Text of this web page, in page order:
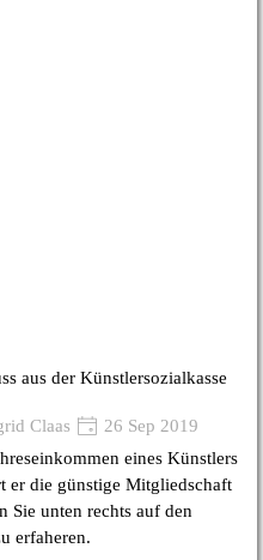
aus der Künstlersozialkasse
Claas
26 Sep 2019
eines Künstlers
er die günstige Mitgliedschaft
Sie unten rechts auf den
erfaheren.